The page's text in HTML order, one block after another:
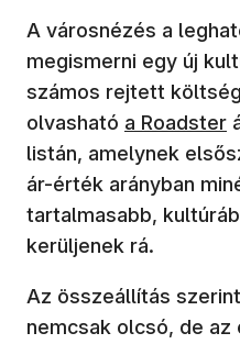
A városnézés a
megismerni egy új
számos rejtett
olvasható a Roadster
listán, amelynek
ár-érték arányban
tartalmasabb,
kerüljenek rá.
Az összeállítás szerint
nemcsak olcsó, de az